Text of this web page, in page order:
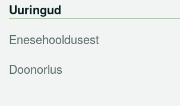
Uuringud
Enesehooldusest
Doonorlus